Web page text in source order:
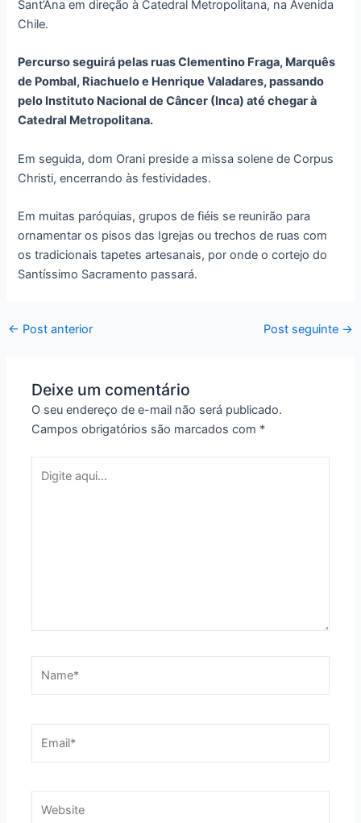
Sant’Ana em direção à Catedral Metropolitana, na Avenida
Chile.
Percurso seguirá pelas ruas Clementino Fraga, Marquês
de Pombal, Riachuelo e Henrique Valadares, passando
pelo Instituto Nacional de Câncer (Inca) até chegar à
Catedral Metropolitana.
Em seguida, dom Orani preside a missa solene de Corpus
Christi, encerrando às festividades.
Em muitas paróquias, grupos de fiéis se reunirão para
ornamentar os pisos das Igrejas ou trechos de ruas com
os tradicionais tapetes artesanais, por onde o cortejo do
Santíssimo Sacramento passará.
← Post anterior Post seguinte →
Deixe um comentário
O seu endereço de e-mail não será publicado.
Campos obrigatórios são marcados com *
aqui...